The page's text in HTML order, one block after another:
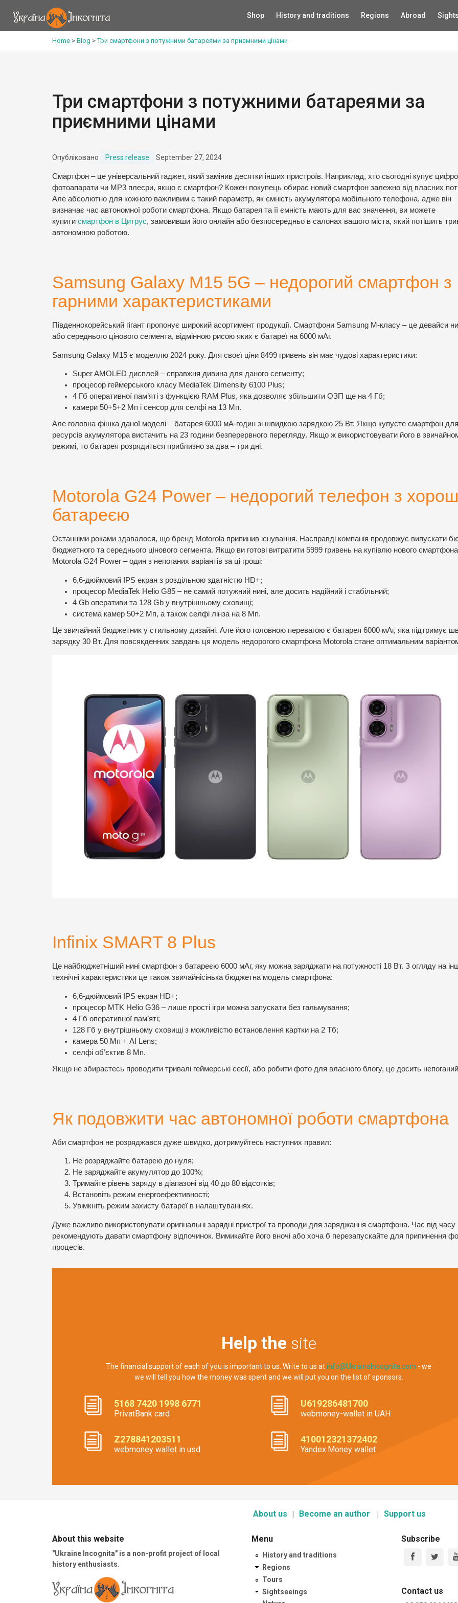
Shop History and traditions Regions Abroad
Home > Blog >Три смартфони з потужними батареями за приємними цінами
Три смартфони з потужними батареями за
приємними цінами
Опубліковано Press release September 27, 2024
Смартфон – це універсальний гаджет, який замінив десятки інших пристроїв. Наприклад, хто сьогодні купує
фотоапарати чи MP3 плеєри, якщо є смартфон? Кожен покупець обирає новий смартфон залежно від власних
Але абсолютно для кожного важливим є такий параметр, як ємність акумулятора мобільного телефона, адже він
визначає час автономної роботи смартфона. Якщо батарея та її ємність мають для вас значення, ви можете
купити смартфон в Цитрус, замовивши його онлайн або безпосередньо в салонах вашого міста, який потішить
автономною роботою.
Samsung Galaxy M15 5G – недорогий смартфон з
гарними характеристиками
Південнокорейський гігант пропонує широкий асортимент продукції. Смартфони Samsung M-класу – це девайси
або середнього цінового сегмента, відмінною рисою яких є батареї на 6000 мАг.
Samsung Galaxy M15 є моделлю 2024 року. Для своєї ціни 8499 гривень він має чудові характеристики:
Super AMOLED дисплей – справжня дивина для даного сегменту;
процесор геймерського класу MediaTek Dimensity 6100 Plus;
4 Гб оперативної пам’яті з функцією RAM Plus, яка дозволяє збільшити ОЗП ще на 4 Гб;
камери 50+5+2 Мп і сенсор для селфі на 13 Мп.
Але головна фішка даної моделі – батарея 6000 мА-годин зі швидкою зарядкою 25 Вт. Якщо купуєте смартфон для
ресурсів акумулятора вистачить на 23 години безперервного перегляду. Якщо ж використовувати його в
режимі, то батарея розрядиться приблизно за два – три дні.
Motorola G24 Power – недорогий телефон з
батареєю
Останніми роками здавалося, що бренд Motorola припинив існування. Насправді компанія продовжує випускати
бюджетного та середнього цінового сегмента. Якщо ви готові витратити 5999 гривень на купівлю нового
Motorola G24 Power – один з непоганих варіантів за ці гроші:
6,6-дюймовий IPS екран з роздільною здатністю HD+;
процесор MediaTek Helio G85 – не самий потужний нині, але досить надійний і стабільний;
4 Gb оперативи та 128 Gb у внутрішньому сховищі;
система камер 50+2 Мп, а також селфі лінза на 8 Мп.
Це звичайний бюджетник у стильному дизайні. Але його головною перевагою є батарея 6000 мАг, яка підтримує
зарядку 30 Вт. Для повсякденних завдань ця модель недорогого смартфона Motorola стане оптимальним
Infinix SMART 8 Plus
Це найбюджетніший нині смартфон з батареєю 6000 мАг, яку можна заряджати на потужності 18 Вт. З огляду на
технічні характеристики це також звичайнісінька бюджетна модель смартфона:
6,6-дюймовий IPS екран HD+;
процесор MTK Helio G36 – лише прості ігри можна запускати без гальмування;
4 Гб оперативної пам’яті;
128 Гб у внутрішньому сховищі з можливістю встановлення картки на 2 Тб;
камера 50 Мп + AI Lens;
селфі об’єктив 8 Мп.
Якщо не збираєтесь проводити тривалі геймерські сесії, або робити фото для власного блогу, це досить
Як подовжити час автономної роботи смартфона
Аби смартфон не розряджався дуже швидко, дотримуйтесь наступних правил:
Не розряджайте батарею до нуля;
Не заряджайте акумулятор до 100%;
Тримайте рівень заряду в діапазоні від 40 до 80 відсотків;
Встановіть режим енергоефективності;
Увімкніть режим захисту батареї в налаштуваннях.
Дуже важливо використовувати оригінальні зарядні пристрої та проводи для заряджання смартфона. Час від часу
рекомендують давати смартфону відпочинок. Вимикайте його вночі або хоча б перезапускайте для припинення
процесів.
Help the site
The financial support of each of you is important to us. Write to us atinfo@UkrainaIncognita.com - we
we will tell you how the money was spent and we will put you on the list of sponsors.
5168 7420 1998 6771
PrivatBank card
U619286481700
webmoney-wallet in UAH
Z278841203511
webmoney wallet in usd
410012321372402
Yandex.Money wallet
About us Become an author Support us
About this website
"Ukraine Incognita" is a non-profit project of local
history enthusiasts.
Menu
History and traditions
Regions
Tours
Sightseeings
Subscribe
Contact us